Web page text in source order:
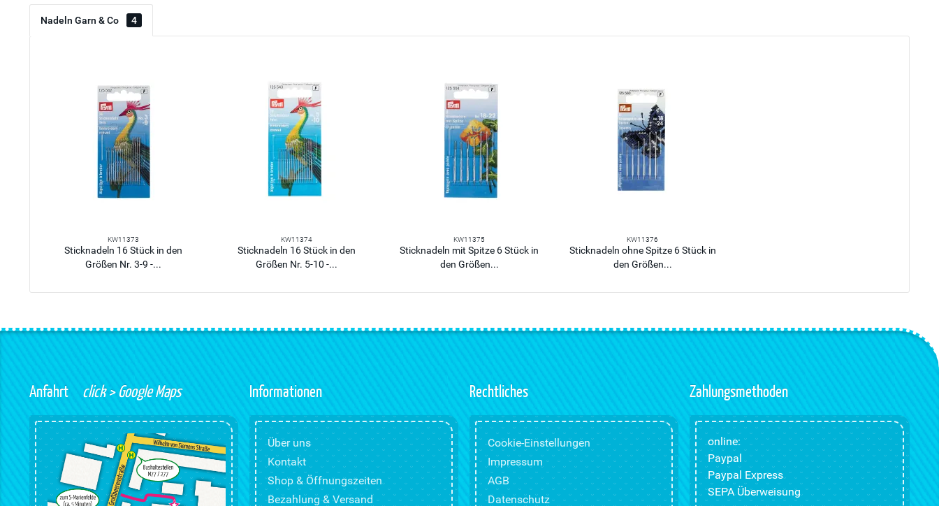
Nadeln Garn & Co 4
KW11373
Sticknadeln 16 Stück in den
Größen Nr. 3-9 -...
KW11374
Sticknadeln 16 Stück in den
Größen Nr. 5-10 -...
KW11375
Sticknadeln mit Spitze 6 Stück in
den Größen...
KW11376
Sticknadeln ohne Spitze 6 Stück in
den Größen...
Anfahrt click > Google Maps Informationen
Über uns
Kontakt
Shop & Öffnungszeiten
Bezahlung & Versand
Rechtliches
Cookie-Einstellungen
Impressum
AGB
Datenschutz
Zahlungsmethoden
online:
Paypal
Paypal Express
SEPA Überweisung